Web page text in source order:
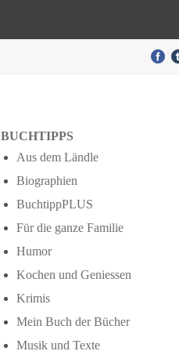
BUCHTIPPS
Aus dem Ländle
Biographien
BuchtippPLUS
Für die ganze Familie
Humor
Kochen und Geniessen
Krimis
Mein Buch der Bücher
Musik und Texte